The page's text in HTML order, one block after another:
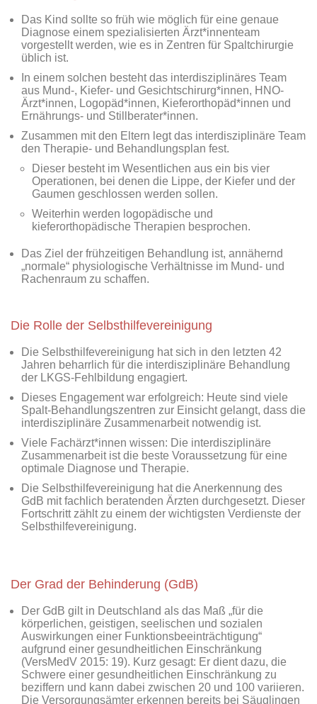
Das Kind sollte so früh wie möglich für eine genaue
Diagnose einem spezialisierten Ärzt*innenteam
vorgestellt werden, wie es in Zentren für Spaltchirurgie
üblich ist.
In einem solchen besteht das interdisziplinäres Team
aus Mund-, Kiefer- und Gesichtschirurg*innen, HNO-
Ärzt*innen, Logopäd*innen, Kieferorthopäd*innen und
Ernährungs- und Stillberater*innen.
Zusammen mit den Eltern legt das interdisziplinäre Team
den Therapie- und Behandlungsplan fest.
Dieser besteht im Wesentlichen aus ein bis vier
Operationen, bei denen die Lippe, der Kiefer und der
Gaumen geschlossen werden sollen.
Weiterhin werden logopädische und
kieferorthopädische Therapien besprochen.
Das Ziel der frühzeitigen Behandlung ist, annähernd
„normale“ physiologische Verhältnisse im Mund- und
Rachenraum zu schaffen.
Die Rolle der Selbsthilfevereinigung
Die Selbsthilfevereinigung hat sich in den letzten 42
Jahren beharrlich für die interdisziplinäre Behandlung
der LKGS-Fehlbildung engagiert.
Dieses Engagement war erfolgreich: Heute sind viele
Spalt-Behandlungszentren zur Einsicht gelangt, dass die
interdisziplinäre Zusammenarbeit notwendig ist.
Viele Fachärzt*innen wissen: Die interdisziplinäre
Zusammenarbeit ist die beste Voraussetzung für eine
optimale Diagnose und Therapie.
Die Selbsthilfevereinigung hat die Anerkennung des
GdB mit fachlich beratenden Ärzten durchgesetzt. Dieser
Fortschritt zählt zu einem der wichtigsten Verdienste der
Selbsthilfevereinigung.
Der Grad der Behinderung (GdB)
Der GdB gilt in Deutschland als das Maß „für die
körperlichen, geistigen, seelischen und sozialen
Auswirkungen einer Funktionsbeeinträchtigung“
aufgrund einer gesundheitlichen Einschränkung
(VersMedV 2015: 19). Kurz gesagt: Er dient dazu, die
Schwere einer gesundheitlichen Einschränkung zu
beziffern und kann dabei zwischen 20 und 100 variieren.
Die Versorgungsämter erkennen bereits bei Säuglingen